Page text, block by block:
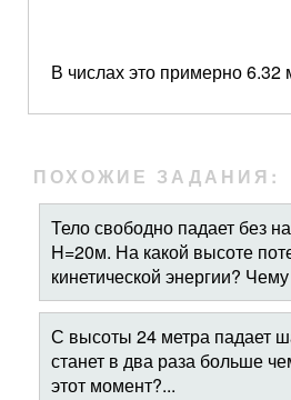
В числах это примерно 6.32
ПОХОЖИЕ ЗАДАНИЯ:
Тело свободно падает без
H=20м. На какой высоте
кинетической энергии?
С высоты 24 метра падает
станет в два раза больше
этот момент?...